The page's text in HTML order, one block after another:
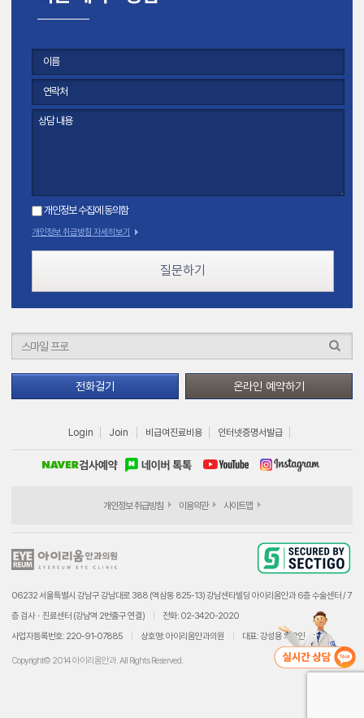
개인정보 수집에 동의함
개인정보 취급방침 자세히보기
질문하기
전화걸기 온라인 예약하기
Login Join 비급여진료비용 인터넷증명서발급
개인정보 취급방침 이용약관 사이트맵
06232 서울특별시 강남구 강남대로 388 (역삼동 825-13) 강남센타빌딩 아이리움안과 6층 수술센터 / 7
층 검사ㆍ진료센터 (강남역 2번출구 연결)
전화: 02-3420-2020
사업자등록번호: 220-91-07885
상호명: 아이리움안과의원 대표: 강성용 외 2인
Copyright© 2014 아이리움안과. All Rights Reserved.